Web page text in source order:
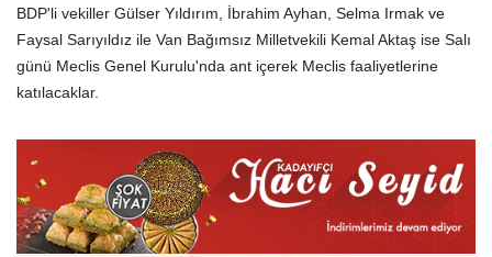
BDP'li vekiller Gülser Yıldırım, İbrahim Ayhan, Selma Irmak ve
Faysal Sarıyıldız ile Van Bağımsız Milletvekili Kemal Aktaş ise Salı
günü Meclis Genel Kurulu'nda ant içerek Meclis faaliyetlerine
katılacaklar.